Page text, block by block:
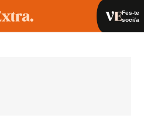
Fes-te
soci/a